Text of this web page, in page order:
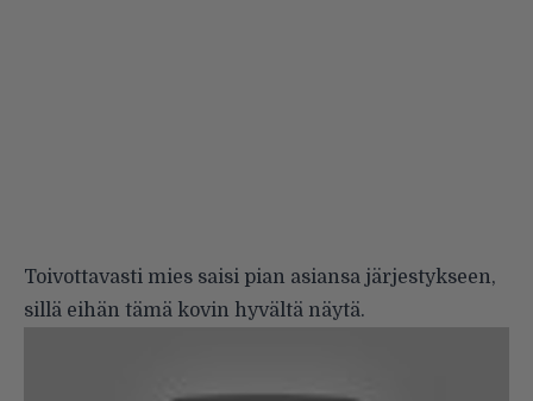
Toivottavasti mies saisi pian asiansa järjestykseen,
sillä eihän tämä kovin hyvältä näytä.